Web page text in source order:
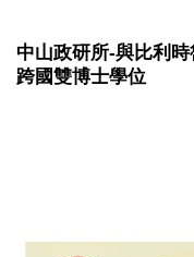
中山政研所-與比利
跨國雙博士學位